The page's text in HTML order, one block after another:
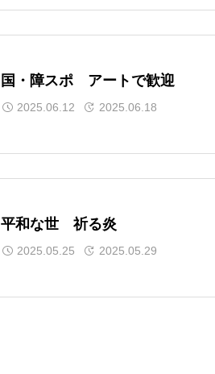
国・障スポ アートで歓迎
2025.06.12 2025.06.18
平和な世 祈る炎
2025.05.25 2025.05.29